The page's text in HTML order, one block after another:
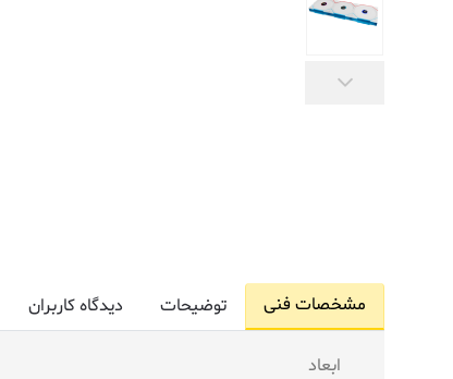
مشخصات فنی توضیحات دیدگاه کاربران
ابعاد